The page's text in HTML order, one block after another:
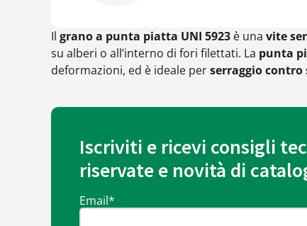
Il grano a punta piatta UNI 5923 è una vite
su alberi o all’interno di fori filettati. La punta
deformazioni, ed è ideale perserraggio
Iscriviti e ricevi consigli
riservate e novità di
Email*